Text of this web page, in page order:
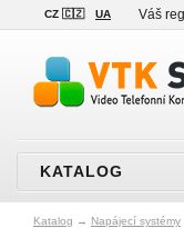
CZ 🇨🇿 UA Váš
KATALOG
Katalog → Napájecí systémy